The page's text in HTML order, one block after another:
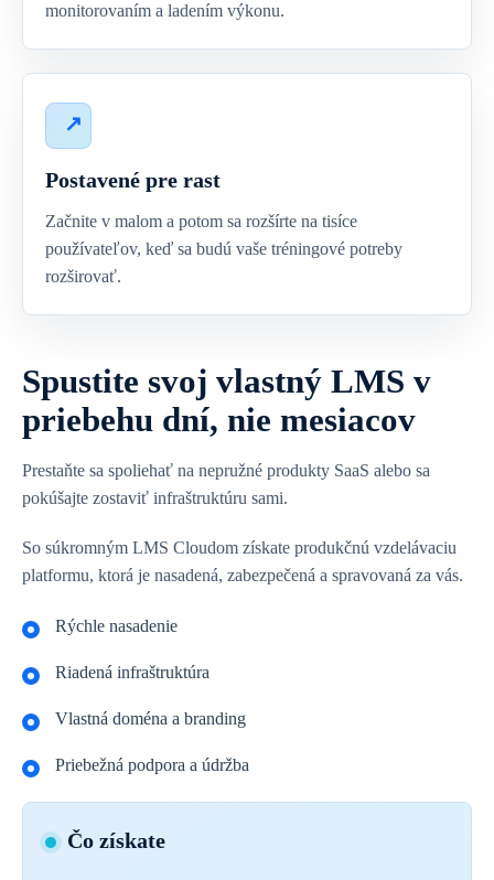
monitorovaním a ladením výkonu.
Postavené pre rast
Začnite v malom a potom sa rozšírte na tisíce
používateľov, keď sa budú vaše tréningové potreby
rozširovať.
Spustite svoj vlastný LMS v
priebehu dní, nie mesiacov
Prestaňte sa spoliehať na nepružné produkty SaaS alebo sa
pokúšajte zostaviť infraštruktúru sami.
So súkromným LMS Cloudom získate produkčnú vzdelávaciu
platformu, ktorá je nasadená, zabezpečená a spravovaná za vás.
Rýchle nasadenie
Riadená infraštruktúra
Vlastná doména a branding
Priebežná podpora a údržba
Čo získate